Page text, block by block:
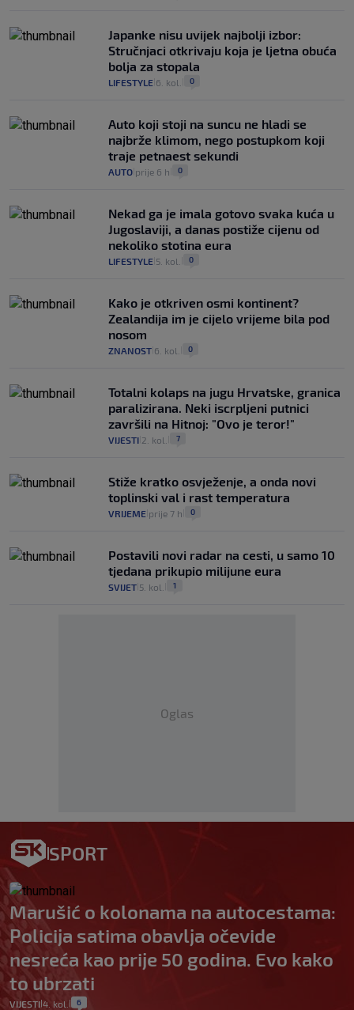
Japanke nisu uvijek najbolji izbor:
Stručnjaci otkrivaju koja je ljetna obuća
bolja za stopala
LIFESTYLE 6. kol. 0
Auto koji stoji na suncu ne hladi se
najbrže klimom, nego postupkom koji
traje petnaest sekundi
AUTO prije 6 h 0
Nekad ga je imala gotovo svaka kuća u
Jugoslaviji, a danas postiže cijenu od
nekoliko stotina eura
LIFESTYLE 5. kol. 0
Kako je otkriven osmi kontinent?
Zealandija im je cijelo vrijeme bila pod
nosom
ZNANOST 6. kol. 0
Totalni kolaps na jugu Hrvatske, granica
paralizirana. Neki iscrpljeni putnici
završili na Hitnoj: "Ovo je teror!"
VIJESTI 2. kol. 7
Stiže kratko osvježenje, a onda novi
toplinski val i rast temperatura
VRIJEME prije 7 h 0
Postavili novi radar na cesti, u samo 10
tjedana prikupio milijune eura
SVIJET 5. kol. 1
Oglas
SPORT
Marušić o kolonama na autocestama:
Policija satima obavlja očevide
nesreća kao prije 50 godina. Evo kako
to ubrzati
VIJESTI 4. kol. 6